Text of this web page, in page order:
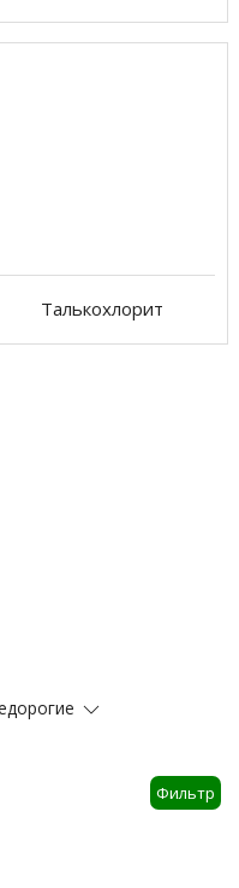
Талькохлорит
Фильтр